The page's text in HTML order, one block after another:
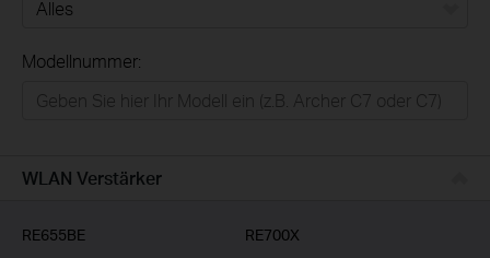
Businessanwender
Modellnummer:
WLAN Verstärker
RE655BE
RE700X